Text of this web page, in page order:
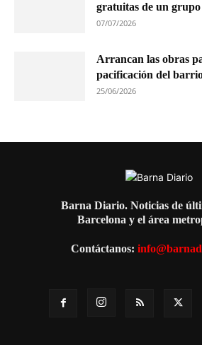
gratuitas de un grupo
07/07/2026
Arrancan las obras
pacificación del
25/06/2026
Barna Diario. Noticias de
Barcelona y el área
Contáctanos: